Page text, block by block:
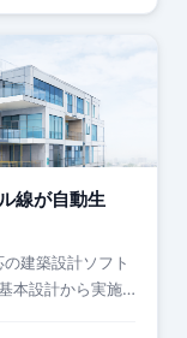
線が自動生
建築設計ソフト
本設計から実施